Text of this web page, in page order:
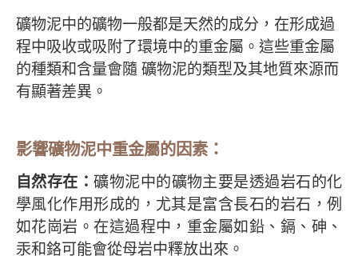
礦物泥中的礦物一般都是天然的成分，在形成過
程中吸收或吸附了環境中的重金屬。這些重金屬
的種類和含量會隨 礦物泥的類型及其地質來源而
有顯著差異。
影響礦物泥中重金屬的因素：
自然存在：礦物泥中的礦物主要是透過岩石的化
學風化作用形成的，尤其是富含長石的岩石，例
如花崗岩。在這過程中，重金屬如鉛、鎘、砷、
汞和鉻可能會從母岩中釋放出來。